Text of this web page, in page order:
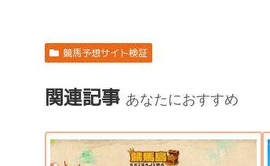
競馬予想サイト検証
関連記事 あなたにおすすめ